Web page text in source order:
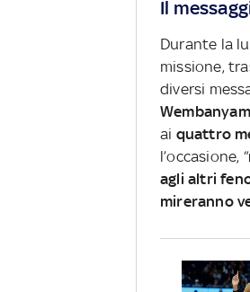
Il
Durante la
missione,
diversi
ai quattro
l’occasione, “
agli altri
mireranno